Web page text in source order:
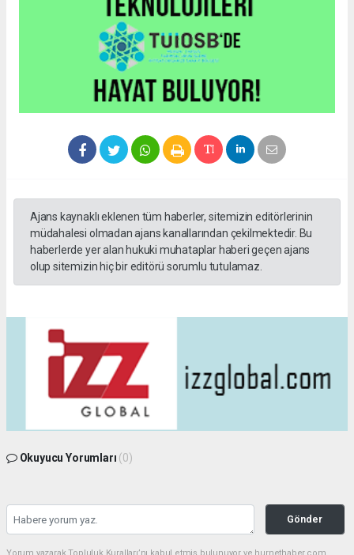
Ajans kaynaklı eklenen tüm haberler, sitemizin editörlerinin
müdahalesi olmadan ajans kanallarından çekilmektedir. Bu
haberlerde yer alan hukuki muhataplar haberi geçen ajans
olup sitemizin hiç bir editörü sorumlu tutulamaz.
Okuyucu Yorumları (0)
Gönder